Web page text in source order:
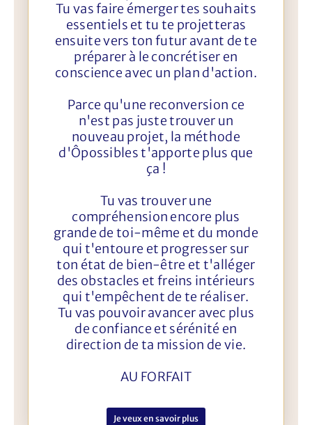
Tu vas faire émerger tes souhaits
essentiels et tu te projetteras
ensuite vers ton futur avant de te
préparer à le concrétiser en
conscience avec un plan d'action.
Parce qu'une reconversion ce
n'est pas juste trouver un
nouveau projet, la méthode
d'Ôpossibles t'apporte plus que
ça !
Tu vas trouver une
compréhension encore plus
grande de toi-même et du monde
qui t'entoure et progresser sur
ton état de bien-être et t'alléger
des obstacles et freins intérieurs
qui t'empêchent de te réaliser.
Tu vas pouvoir avancer avec plus
de confiance et sérénité en
direction de ta mission de vie.
AU FORFAIT
Je veux en savoir plus